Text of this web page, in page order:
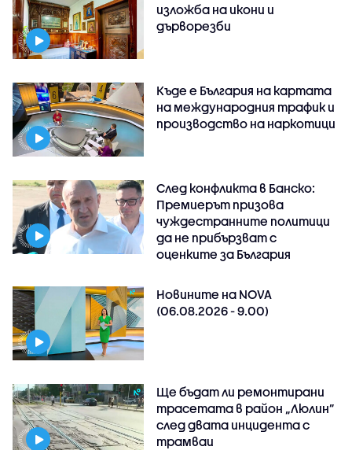
изложба на икони и
дърворезби
Къде е България на картата
на международния трафик и
производство на наркотици
След конфликта в Банско:
Премиерът призова
чуждестранните политици
да не прибързват с
оценките за България
Новините на NOVA
(06.08.2026 - 9.00)
Ще бъдат ли ремонтирани
трасетата в район „Люлин”
след двата инцидента с
трамваи